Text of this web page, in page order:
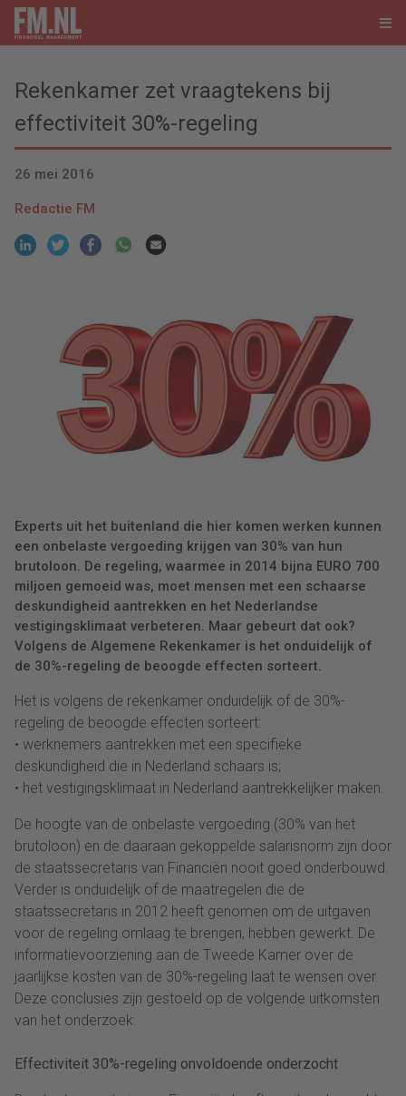
Rekenkamer zet vraagtekens bij
effectiviteit 30%-regeling
26 mei 2016
Redactie FM
Experts uit het buitenland die hier komen werken kunnen
een onbelaste vergoeding krijgen van 30% van hun
brutoloon. De regeling, waarmee in 2014 bijna EURO 700
miljoen gemoeid was, moet mensen met een schaarse
deskundigheid aantrekken en het Nederlandse
vestigingsklimaat verbeteren. Maar gebeurt dat ook?
Volgens de Algemene Rekenkamer is het onduidelijk of
de 30%-regeling de beoogde effecten sorteert.
Het is volgens de rekenkamer onduidelijk of de 30%-
regeling de beoogde effecten sorteert:
• werknemers aantrekken met een specifieke
deskundigheid die in Nederland schaars is;
• het vestigingsklimaat in Nederland aantrekkelijker maken.
De hoogte van de onbelaste vergoeding (30% van het
brutoloon) en de daaraan gekoppelde salarisnorm zijn door
de staatssecretaris van Financiën nooit goed onderbouwd.
Verder is onduidelijk of de maatregelen die de
staatssecretaris in 2012 heeft genomen om de uitgaven
voor de regeling omlaag te brengen, hebben gewerkt. De
informatievoorziening aan de Tweede Kamer over de
jaarlijkse kosten van de 30%-regeling laat te wensen over.
Deze conclusies zijn gestoeld op de volgende uitkomsten
van het onderzoek.
Effectiviteit 30%-regeling onvoldoende onderzocht